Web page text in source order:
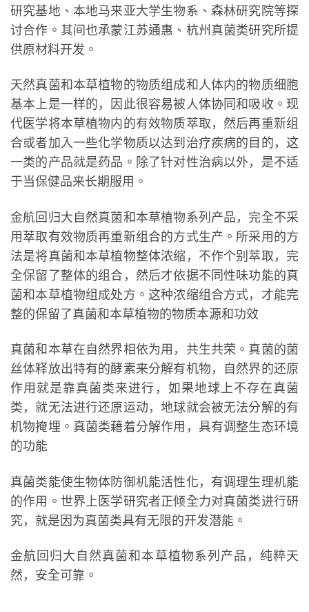
研究基地、本地马来亚大学生物系、森林研究院等探
讨合作。其间也承蒙江苏通惠、杭州真菌类研究所提
供原材料开发。
天然真菌和本草植物的物质组成和人体内的物质细胞
基本上是一样的，因此很容易被人体协同和吸收。现
代医学将本草植物内的有效物质萃取，然后再重新组
合或者加入一些化学物质以达到治疗疾病的目的，这
一类的产品就是药品。除了针对性治病以外，是不适
于当保健品来长期服用。
金航回归大自然真菌和本草植物系列产品，完全不采
用萃取有效物质再重新组合的方式生产。所采用的方
法是将真菌和本草植物整体浓缩，不作个别萃取，完
全保留了整体的组合，然后才依据不同性味功能的真
菌和本草植物组成处方。这种浓缩组合方式，才能完
整的保留了真菌和本草植物的物质本源和功效
真菌和本草在自然界相依为用，共生共荣。真菌的菌
丝体释放出特有的酵素来分解有机物，自然界的还原
作用就是靠真菌类来进行，如果地球上不存在真菌
类，就无法进行还原运动，地球就会被无法分解的有
机物掩埋。真菌类藉着分解作用，具有调整生态环境
的功能
真菌类能使生物体防御机能活性化，有调理生理机能
的作用。世界上医学研究者正倾全力对真菌类进行研
究，就是因为真菌类具有无限的开发潜能。
金航回归大自然真菌和本草植物系列产品，纯粹天
然，安全可靠。